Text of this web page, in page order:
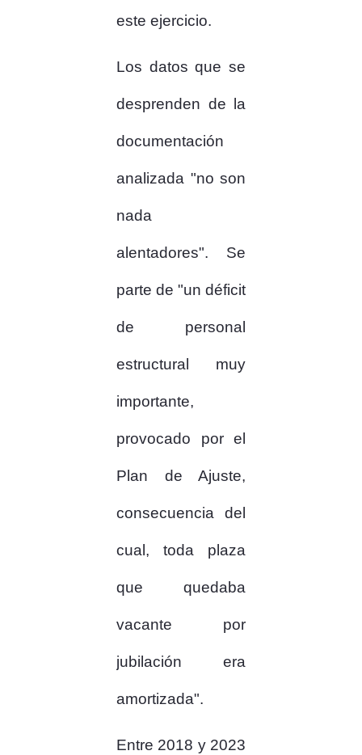
este ejercicio.
Los datos que se
desprenden de la
documentación
analizada "no son
nada
alentadores". Se
parte de "un déficit
de personal
estructural muy
importante,
provocado por el
Plan de Ajuste,
consecuencia del
cual, toda plaza
que quedaba
vacante por
jubilación era
amortizada".
Entre 2018 y 2023